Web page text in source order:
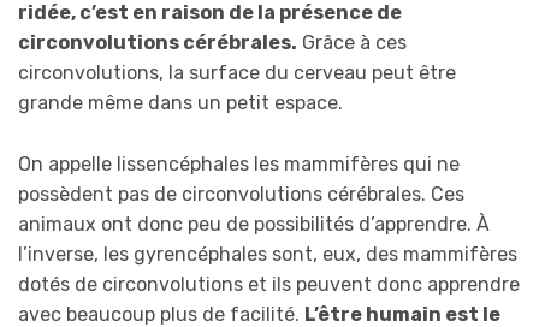
ridée, c’est en raison de la présence de
circonvolutions cérébrales. Grâce à ces
circonvolutions, la surface du cerveau peut être
grande même dans un petit espace.
On appelle lissencéphales les mammifères qui ne
possèdent pas de circonvolutions cérébrales. Ces
animaux ont donc peu de possibilités d’apprendre. À
l’inverse, les gyrencéphales sont, eux, des mammifères
dotés de circonvolutions et ils peuvent donc apprendre
avec beaucoup plus de facilité. L’être humain est le